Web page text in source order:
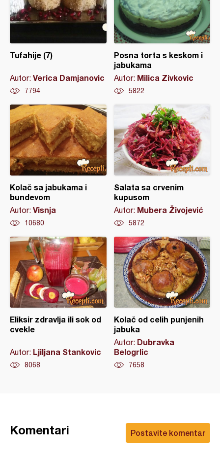
Tufahije (7)
Autor: Verica Damjanovic
7794
Posna torta s keskom i
jabukama
Autor: Milica Zivkovic
5822
Kolač sa jabukama i
bundevom
Autor: Visnja
10680
Salata sa crvenim
kupusom
Autor: Mubera Živojević
5872
Eliksir zdravlja ili sok od
cvekle
Autor: Ljiljana Stankovic
8068
Kolač od celih punjenih
jabuka
Autor: Dubravka
Belogrlic
7658
Postavite komentar
Komentari